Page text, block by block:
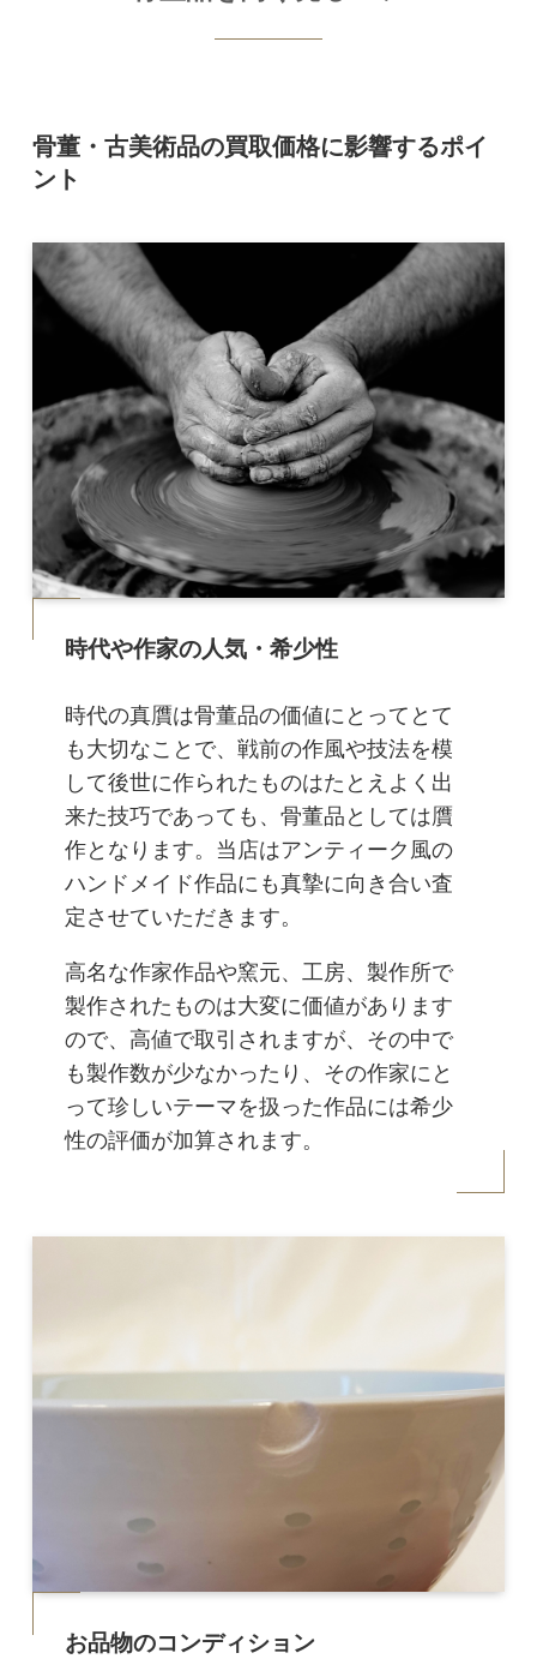
骨董・古美術品の買取価格に影響するポイ
ント
時代や作家の人気・希少性
時代の真贋は骨董品の価値にとってとて
も大切なことで、戦前の作風や技法を模
して後世に作られたものはたとえよく出
来た技巧であっても、骨董品としては贋
作となります。当店はアンティーク風の
ハンドメイド作品にも真摯に向き合い査
定させていただきます。
高名な作家作品や窯元、工房、製作所で
製作されたものは大変に価値があります
ので、高値で取引されますが、その中で
も製作数が少なかったり、その作家にと
って珍しいテーマを扱った作品には希少
性の評価が加算されます。
お品物のコンディション